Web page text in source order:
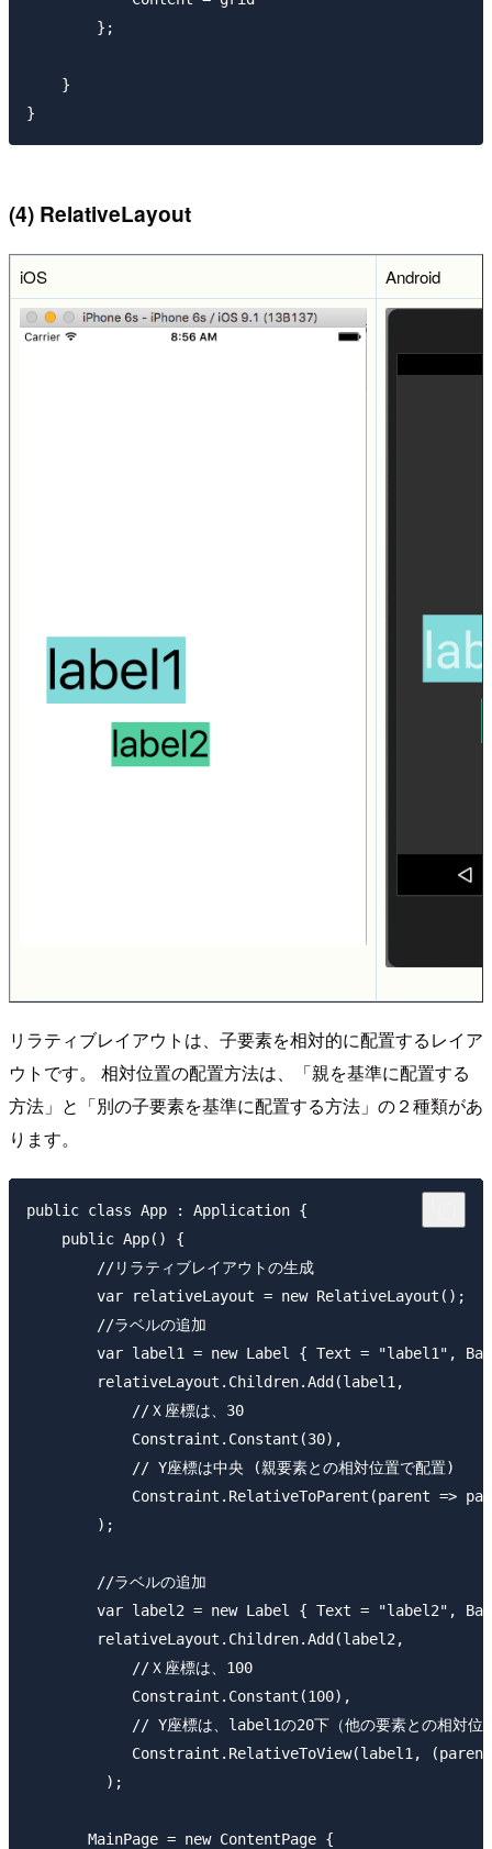
        };
    }
(4) RelativeLayout
iOS Android
リラティブレイアウトは、子要素を相対的に配置するレイア
ウトです。 相対位置の配置方法は、「親を基準に配置する
方法」と「別の子要素を基準に配置する方法」の２種類があ
ります。
public class App : Application {
    public App() {
        //リラティブレイアウトの生成
        var relativeLayout = new RelativeLayout();
        //ラベルの追加
var label1 = new Label { Text = "label1",
        relativeLayout.Children.Add(label1,
            //Ｘ座標は、30
            Constraint.Constant(30),
// Y座標は中央 (親要素と
Constraint.RelativeToParent(parent =>
        );
        //ラベルの追加
var label2 = new Label { Text = "label2",
        relativeLayout.Children.Add(label2,
            //Ｘ座標は、100
            Constraint.Constant(100),
// Y座標は、label1の20下（他の要素との相対位
Constraint.RelativeToView(label1,
         );
       MainPage = new ContentPage {